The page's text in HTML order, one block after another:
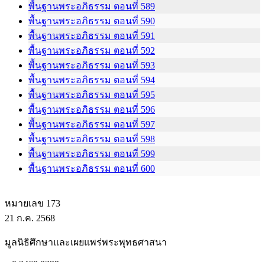
พื้นฐานพระอภิธรรม ตอนที่ 589
พื้นฐานพระอภิธรรม ตอนที่ 590
พื้นฐานพระอภิธรรม ตอนที่ 591
พื้นฐานพระอภิธรรม ตอนที่ 592
พื้นฐานพระอภิธรรม ตอนที่ 593
พื้นฐานพระอภิธรรม ตอนที่ 594
พื้นฐานพระอภิธรรม ตอนที่ 595
พื้นฐานพระอภิธรรม ตอนที่ 596
พื้นฐานพระอภิธรรม ตอนที่ 597
พื้นฐานพระอภิธรรม ตอนที่ 598
พื้นฐานพระอภิธรรม ตอนที่ 599
พื้นฐานพระอภิธรรม ตอนที่ 600
หมายเลข 173
21 ก.ค. 2568
มูลนิธิศึกษาและเผยแพร่พระพุทธศาสนา